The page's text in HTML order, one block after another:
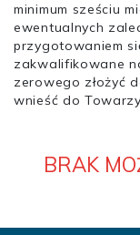
minimum sześciu
ewentualnych
przygotowaniem
zakwalifikowane
zerowego złożyć
wnieść do
BRAK